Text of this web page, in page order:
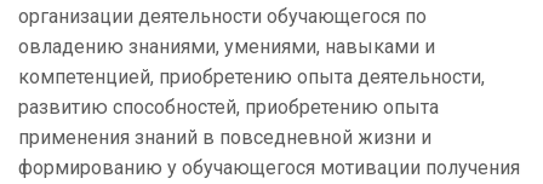
организации деятельности обучающегося по
овладению знаниями, умениями, навыками и
компетенцией, приобретению опыта деятельности,
развитию способностей, приобретению опыта
применения знаний в повседневной жизни и
формированию у обучающегося мотивации получения